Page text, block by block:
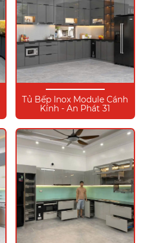
Tủ Bếp Inox Module Cánh
Kính - An Phát 31